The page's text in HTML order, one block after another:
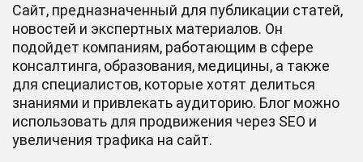
Сайт, предназначенный для публикации статей,
новостей и экспертных материалов. Он
подойдет компаниям, работающим в сфере
консалтинга, образования, медицины, а также
для специалистов, которые хотят делиться
знаниями и привлекать аудиторию. Блог можно
использовать для продвижения через SEO и
увеличения трафика на сайт.